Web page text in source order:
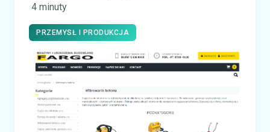
4 minuty
PRZEMYSŁ I PRODUKCJA